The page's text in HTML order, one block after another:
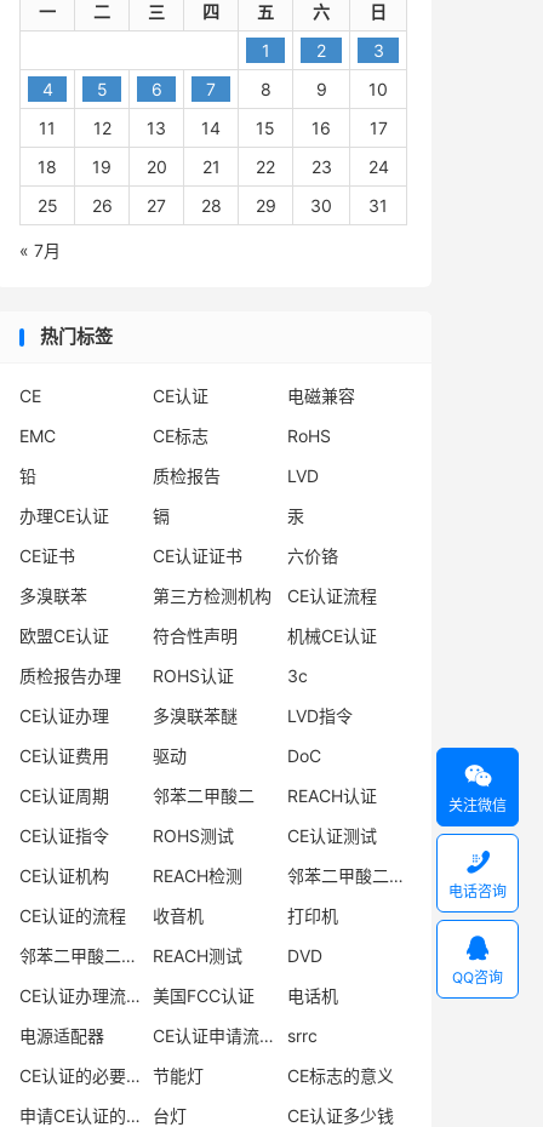
一
二 三 四 五 六
日
1
2
3
4
5 6 7 8 9
10
11
12 13 14 15 16
17
18
19 20 21 22 23
24
25
26 27 28 29 30 31
« 7月
热门标签
CE CE认证
电磁兼容
EMC
CE标志
RoHS
铅
质检报告
LVD
办理CE认证
镉
汞
CE证书
CE认证证书
六价铬
多溴联苯
第三方检测机构
CE认证流程
欧盟CE认证
符合性声明
机械CE认证
质检报告办理
ROHS认证
3c
CE认证办理
多溴联苯醚
LVD指令
CE认证费用
驱动
DoC
CE认证周期
邻苯二甲酸二
REACH认证
CE认证指令
ROHS测试
CE认证测试
CE认证机构
REACH检测
邻苯二甲酸二异丁酯
CE认证的流程
收音机
打印机
邻苯二甲酸二丁酯
REACH测试
DVD
CE认证办理流程
美国FCC认证
电话机
电源适配器
CE认证申请流程
srrc
CE认证的必要性
节能灯
CE标志的意义
申请CE认证的必要性
台灯
CE认证多少钱

关注微信

电话咨询

QQ咨询